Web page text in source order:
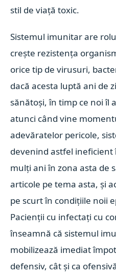
stil de viață toxic.
Sistemul imunitar are
crește rezistența
orice tip de virusuri,
dacă acesta luptă ani de
sănătoși, în timp ce noi îl
atunci când vine
adevăratelor pericole,
devenind astfel ineficient
mulți ani în zona asta de
articole pe tema asta, și
pe scurt în condițiile noii
Pacienții cu infectați cu
înseamnă că sistemul
mobilizează imediat
defensiv, cât și ca